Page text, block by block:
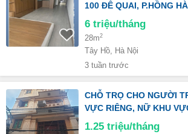
100 ĐÊ QUAI, P.HỒNG HÀ
6 triệu/tháng
28m2
Tây Hồ, Hà Nội
3 tuần trước
CHỖ TRỌ CHO NGƯỜI
VỰC RIÊNG, NỮ KHU
1.25 triệu/tháng